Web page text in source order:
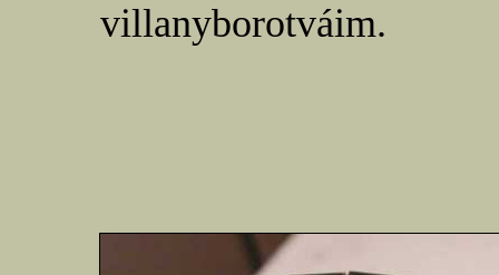
villanyborotváim.